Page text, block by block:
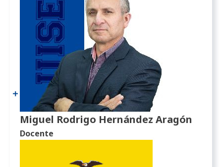
Miguel Rodrigo Hernández Aragón
Docente